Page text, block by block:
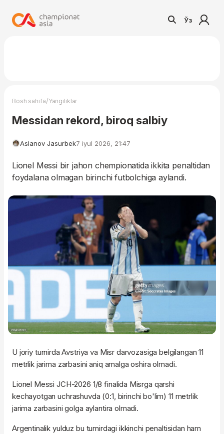
Ўз
Bosh sahifa/Yangiliklar
Messidan rekord, biroq salbiy
Aslanov Jasurbek7 iyul 2026, 21:47
Lionel Messi bir jahon chempionatida ikkita penaltidan
foydalana olmagan birinchi futbolchiga aylandi.
U joriy turnirda Avstriya va Misr darvozasiga belgilangan 11
metrlik jarima zarbasini aniq amalga oshira olmadi.
Lionel Messi JCH-2026 1/8 finalida Misrga qarshi
kechayotgan uchrashuvda (0:1, birinchi bo'lim) 11 metrlik
jarima zarbasini golga aylantira olmadi.
Argentinalik yulduz bu turnirdagi ikkinchi penaltisidan ham